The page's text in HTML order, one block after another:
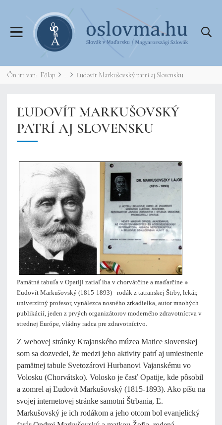
Ön itt van: Főlap Ľudovít Markušovský patrí aj Slovensku
ĽUDOVÍT MARKUŠOVSKÝ
PATRÍ AJ SLOVENSKU
Pamätná tabuľa v Opatiji zatiaľ iba v chorvátčine a maďarčine ●
Ľudovít Markušovský (1815-1893) - rodák z tatranskej Štrby, lekár,
univerzitný profesor, vynálezca nosného zrkadielka, autor mnohých
publikácií, jeden z prvých organizátorov moderného zdravotníctva v
strednej Európe, vládny radca pre zdravotníctvo.
Z webovej stránky Krajanského múzea Matice slovenskej
som sa dozvedel, že medzi jeho aktivity patrí aj umiestnenie
pamätnej tabule Svetozárovi Hurbanovi Vajanskému vo
Volosku (Chorvátsko). Volosko je časť Opatije, kde pôsobil
a zomrel aj Ľudovít Markušovský (1815-1893). Ako píšu na
svojej internetovej stránke samotní Štrbania, Ľ.
Markušovský je ich rodákom a jeho otcom bol evanjelický